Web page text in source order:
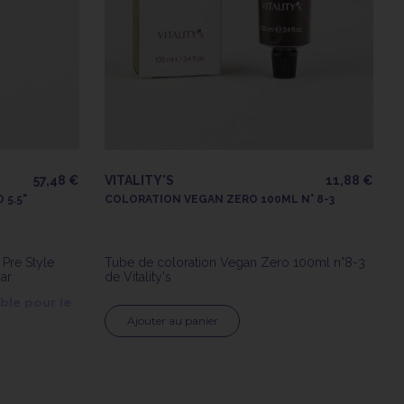
57,48 €
5.5"
Style
VITALITY'S 11,88 €
COLORATION VEGAN ZERO 100ML N° 8-3
Tube de coloration Vegan Zero 100ml n°8-3
de Vitality's
Ajouter au panier